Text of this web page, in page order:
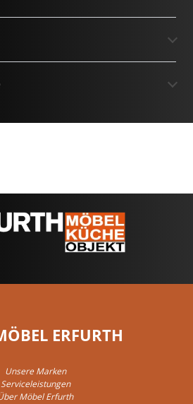
ERFURTH
Unsere Marken
Serviceleistungen
Möbel Erfurth